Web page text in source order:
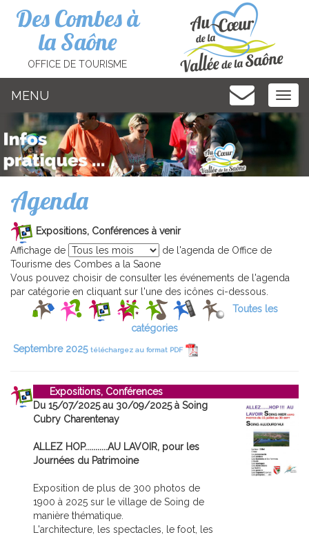
Des Combes à
la Saône
OFFICE DE TOURISME
MENU
Agenda
Expositions, Conférences à venir
Affichage de
de l'agenda de Office de
Tourisme des Combes a la Saone
Vous pouvez choisir de consulter les événements de l'agenda
par catégorie en cliquant sur l'une des icônes ci-dessous.
Toutes les
catégories
Septembre 2025 téléchargez au format PDF
Expositions, Conférences
Du 15/07/2025 au 30/09/2025 à Soing
Cubry Charentenay
ALLEZ HOP...........AU LAVOIR, pour les
Journées du Patrimoine
Exposition de plus de 300 photos de
1900 à 2025 sur le village de Soing de
manière thématique.
L'architecture, les spectacles, le foot, les